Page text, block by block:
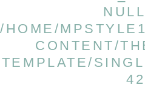
/HOME/
CONTENT/
TEMPLATE/
42